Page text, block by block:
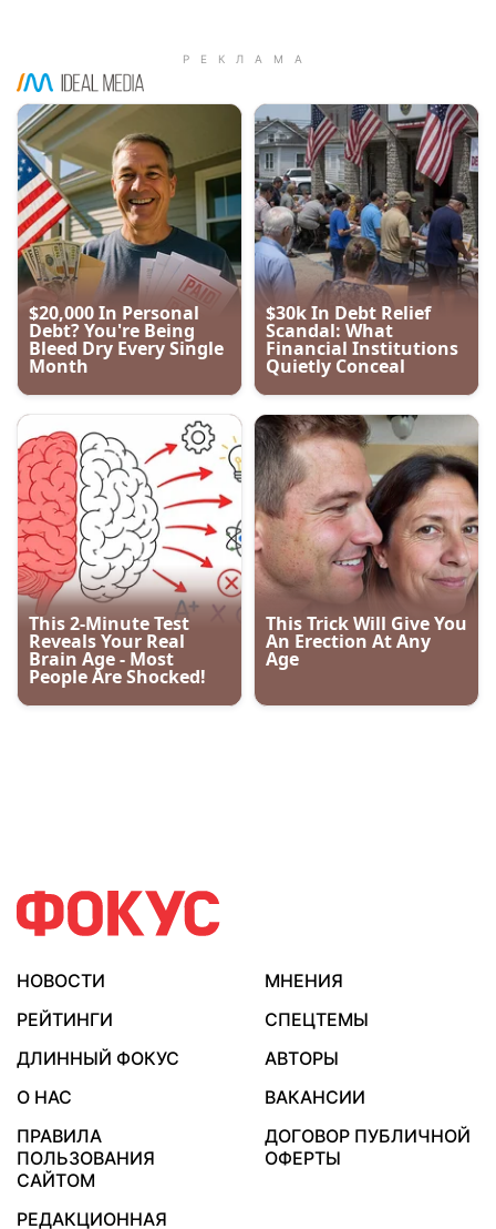
НОВОСТИ
МНЕНИЯ
РЕЙТИНГИ
СПЕЦТЕМЫ
ДЛИННЫЙ ФОКУС
АВТОРЫ
О НАС
ВАКАНСИИ
ПРАВИЛА
ПОЛЬЗОВАНИЯ
САЙТОМ
ДОГОВОР ПУБЛИЧНОЙ
ОФЕРТЫ
РЕДАКЦИОННАЯ